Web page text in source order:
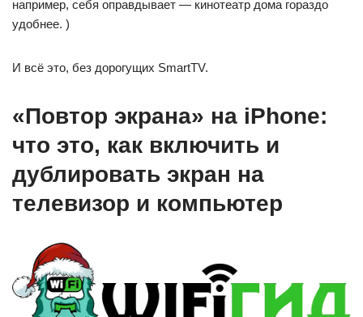
например, себя оправдывает — кинотеатр дома гораздо
удобнее. )
И всё это, без дорогущих SmartTV.
«Повтор экрана» на iPhone:
что это, как включить и
дублировать экран на
телевизор и компьютер